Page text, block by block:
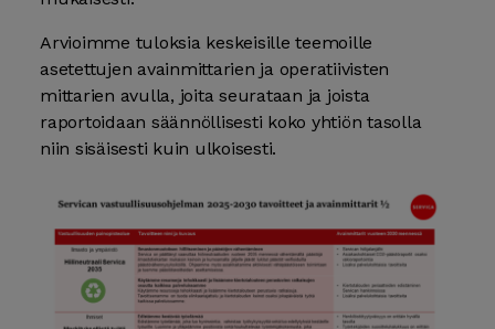
Arvioimme tuloksia keskeisille teemoille
asetettujen avainmittarien ja operatiivisten
mittarien avulla, joita seurataan ja joista
raportoidaan säännöllisesti koko yhtiön tasolla
niin sisäisesti kuin ulkoisesti.